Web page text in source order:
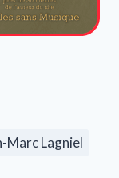
Marc Lagniel